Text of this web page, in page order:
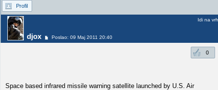
Profil
djox Poslao: 09 Maj 2011 20:40
Idi na vrh
0
Space based infrared missile warning satellite launched by U.S. Air